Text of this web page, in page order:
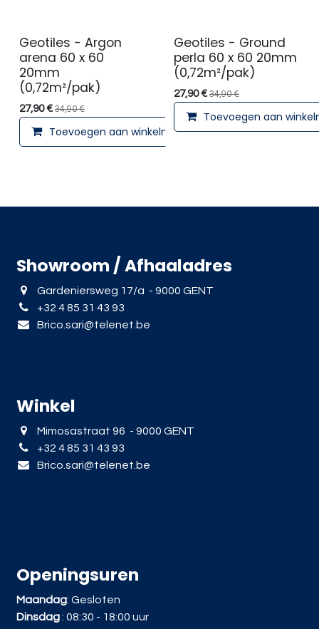
Geotiles - Argon
arena 60 x 60
20mm
(0,72m²/pak)
27,90€ 34,90€
Toevoegen aan winkelmandje
Geotiles - Ground
perla 60 x 60 20mm
(0,72m²/pak)
27,90€ 34,90€
Toevoegen aan
Showroom / Afhaaladres
Gardeniersweg 17/a - 9000 GENT
+32 4 85 31 43 93
Brico.sari@telenet.be
Winkel
Mimosastraat 96 - 9000 GENT
+32 4 85 31 43 93
Brico.sari@telenet.be
Openingsuren
Maandag: Gesloten
Dinsdag: 08:30 - 18:00 uur